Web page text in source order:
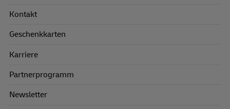
Kontakt
Geschenkkarten
Karriere
Partnerprogramm
Newsletter